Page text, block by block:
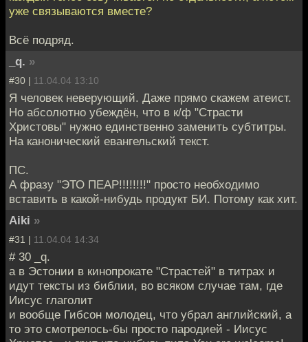
уже связываются вместе?
Всё подряд.
_q. »
#30 | 11.04.04 13:10
Я человек неверующий. Даже прямо скажем атеист.
Но абсолютно убеждён, что в к/ф "Страсти
Христовы" нужно единственно заменить субтитры.
На канонический евангельский текст.
ПС.
А фразу "ЭТО ПЕАР!!!!!!!!" просто необходимо
вставить в какой-нибудь продукт БИ. Потому как хит.
Aiki »
#31 | 11.04.04 14:34
# 30 _q.
а в Эстонии в кинопрокате "Страстей" в титрах и
идут тексты из библии, во всяком случае там, где
Иисус глаголит
и вообще Гибсон молодец, что убрал английский, а
то это смотрелось-бы просто пародией - Иисус